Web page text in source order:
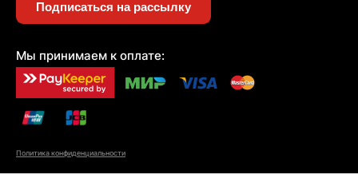
Подписаться на рассылку
Мы принимаем к оплате:
Политика конфиденциальности